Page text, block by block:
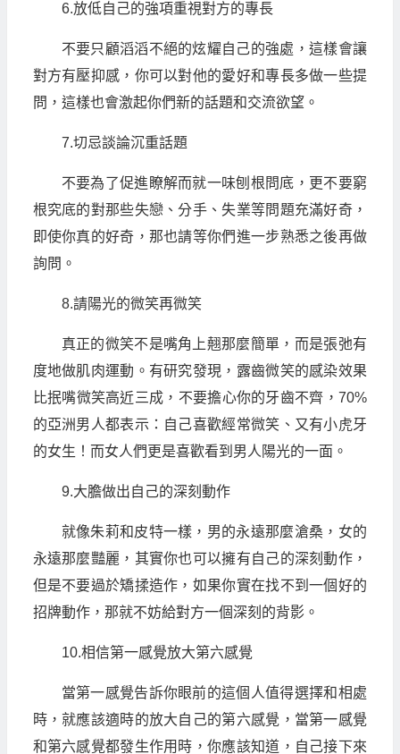
6.放低自己的強項重視對方的專長
不要只顧滔滔不絕的炫耀自己的強處，這樣會讓
對方有壓抑感，你可以對他的愛好和專長多做一些提
問，這樣也會激起你們新的話題和交流欲望。
7.切忌談論沉重話題
不要為了促進瞭解而就一味刨根問底，更不要窮
根究底的對那些失戀、分手、失業等問題充滿好奇，
即使你真的好奇，那也請等你們進一步熟悉之後再做
詢問。
8.請陽光的微笑再微笑
真正的微笑不是嘴角上翹那麼簡單，而是張弛有
度地做肌肉運動。有研究發現，露齒微笑的感染效果
比抿嘴微笑高近三成，不要擔心你的牙齒不齊，70%
的亞洲男人都表示：自己喜歡經常微笑、又有小虎牙
的女生！而女人們更是喜歡看到男人陽光的一面。
9.大膽做出自己的深刻動作
就像朱莉和皮特一樣，男的永遠那麼滄桑，女的
永遠那麼豔麗，其實你也可以擁有自己的深刻動作，
但是不要過於矯揉造作，如果你實在找不到一個好的
招牌動作，那就不妨給對方一個深刻的背影。
10.相信第一感覺放大第六感覺
當第一感覺告訴你眼前的這個人值得選擇和相處
時，就應該適時的放大自己的第六感覺，當第一感覺
和第六感覺都發生作用時，你應該知道，自己接下來